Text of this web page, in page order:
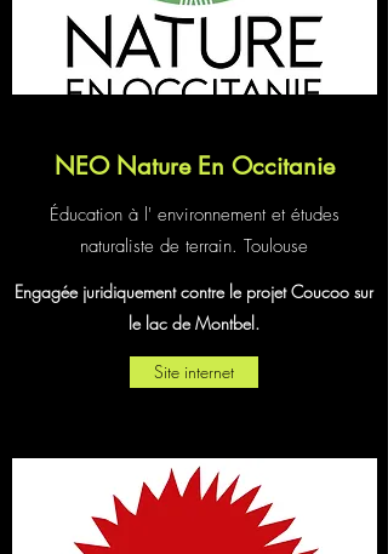
NEO Nature En Occitanie
Éducation à l' environnement et études
naturaliste de terrain. Toulouse
Engagée juridiquement contre le projet Coucoo sur
le lac de Montbel.
Site internet